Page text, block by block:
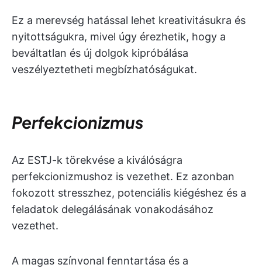
Ez a merevség hatással lehet kreativitásukra és
nyitottságukra, mivel úgy érezhetik, hogy a
beváltatlan és új dolgok kipróbálása
veszélyeztetheti megbízhatóságukat.
Perfekcionizmus
Az ESTJ-k törekvése a kiválóságra
perfekcionizmushoz is vezethet. Ez azonban
fokozott stresszhez, potenciális kiégéshez és a
feladatok delegálásának vonakodásához
vezethet.
A magas színvonal fenntartása és a